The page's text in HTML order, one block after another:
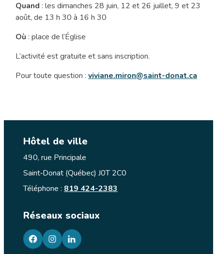
Quand : les dimanches 28 juin, 12 et 26 juillet, 9 et 23
août, de 13 h 30 à 16 h 30
Où : place de l’Église
L’activité est gratuite et sans inscription.
Pour toute question : viviane.miron@saint-donat.ca
Hôtel de ville
490, rue Principale
Saint‑Donat (Québec) J0T 2C0
Téléphone : 819 424-2383
Réseaux sociaux
facebookgoogleplusgoogleplus